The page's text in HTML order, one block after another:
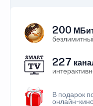
200
227
В подарок
онлайн-